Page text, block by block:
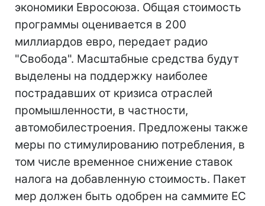
экономики Евросоюза. Общая стоимость
программы оценивается в 200
миллиардов евро, передает радио
"Свобода". Масштабные средства будут
выделены на поддержку наиболее
пострадавших от кризиса отраслей
промышленности, в частности,
автомобилестроения. Предложены также
меры по стимулированию потребления, в
том числе временное снижение ставок
налога на добавленную стоимость. Пакет
мер должен быть одобрен на саммите ЕС